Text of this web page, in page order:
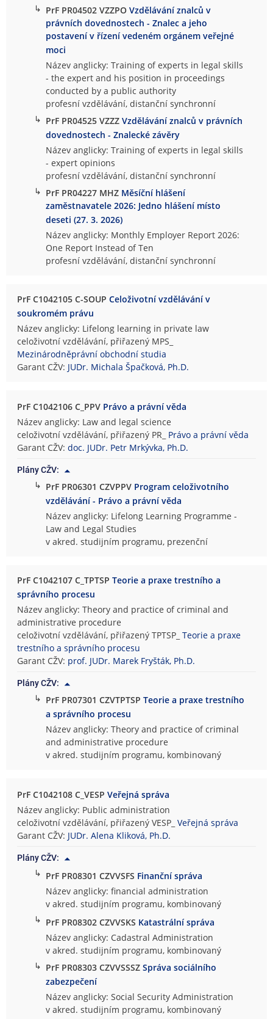
↳ PrF PR04502 VZZPOVzdělávání znalců v
právních dovednostech - Znalec a jeho
postavení v řízení vedeném orgánem veřejné
moci
Název anglicky: Training of experts in legal skills
- the expert and his position in proceedings
conducted by a public authority
profesní vzdělávání, distanční synchronní
↳ PrF PR04525 VZZZVzdělávání znalců v právních
dovednostech - Znalecké závěry
Název anglicky: Training of experts in legal skills
- expert opinions
profesní vzdělávání, distanční synchronní
↳ PrF PR04227 MHZ Měsíční hlášení
zaměstnavatele 2026: Jedno hlášení místo
deseti (27. 3. 2026)
Název anglicky: Monthly Employer Report 2026:
One Report Instead of Ten
profesní vzdělávání, distanční synchronní
PrF C1042105 C-SOUPCeloživotní vzdělávání v
soukromém právu
Název anglicky: Lifelong learning in private law
celoživotní vzdělávání, přiřazený MPS_
Mezinárodněprávní obchodní studia
Garant CŽV: JUDr. Michala Špačková, Ph.D.
PrF C1042106 C_PPV Právo a právní věda
Název anglicky: Law and legal science
celoživotní vzdělávání, přiřazený PR_ Právo a právní věda
Garant CŽV:doc. JUDr. Petr Mrkývka, Ph.D.
Plány CŽV:
↳ PrF PR06301 CZVPPV Program celoživotního
vzdělávání - Právo a právní věda
Název anglicky: Lifelong Learning Programme -
Law and Legal Studies
v akred. studijním programu, prezenční
PrF C1042107 C_TPTSPTeorie a praxe trestního a
správního procesu
Název anglicky: Theory and practice of criminal and
administrative procedure
celoživotní vzdělávání, přiřazený TPTSP_Teorie a praxe
trestního a správního procesu
Garant CŽV: prof. JUDr. Marek Fryšták, Ph.D.
Plány CŽV:
↳ PrF PR07301 CZVTPTSPTeorie a praxe trestního
a správního procesu
Název anglicky: Theory and practice of criminal
and administrative procedure
v akred. studijním programu, kombinovaný
PrF C1042108 C_VESPVeřejná správa
Název anglicky: Public administration
celoživotní vzdělávání, přiřazený VESP_Veřejná správa
Garant CŽV: JUDr. Alena Kliková, Ph.D.
Plány CŽV:
↳ PrF PR08301 CZVVSFS Finanční správa
Název anglicky: financial administration
v akred. studijním programu, kombinovaný
↳ PrF PR08302 CZVVSKS Katastrální správa
Název anglicky: Cadastral Administration
v akred. studijním programu, kombinovaný
↳ PrF PR08303 CZVVSSSZSpráva sociálního
zabezpečení
Název anglicky: Social Security Administration
v akred. studijním programu, kombinovaný